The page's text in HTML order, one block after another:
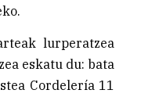
lurperatzea
eskatu du: bata
Cordelería 11